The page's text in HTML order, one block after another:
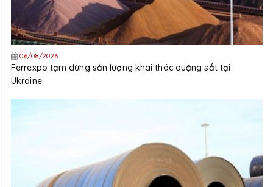
06/08/2026
Ferrexpo tạm dừng sản lượng khai thác quặng sắt tại
Ukraine